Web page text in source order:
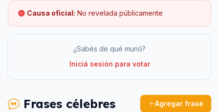
Causa oficial: No revelada públicamente
¿Sabés de qué murió?
Iniciá sesión para votar
Frases célebres Agregar frase